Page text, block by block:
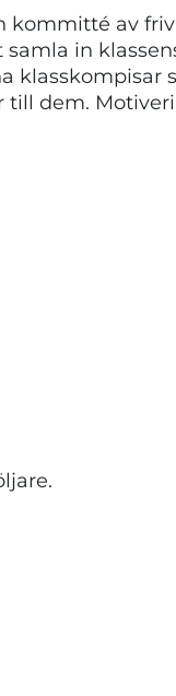
kommitté av
in
klasskompisar
till dem.